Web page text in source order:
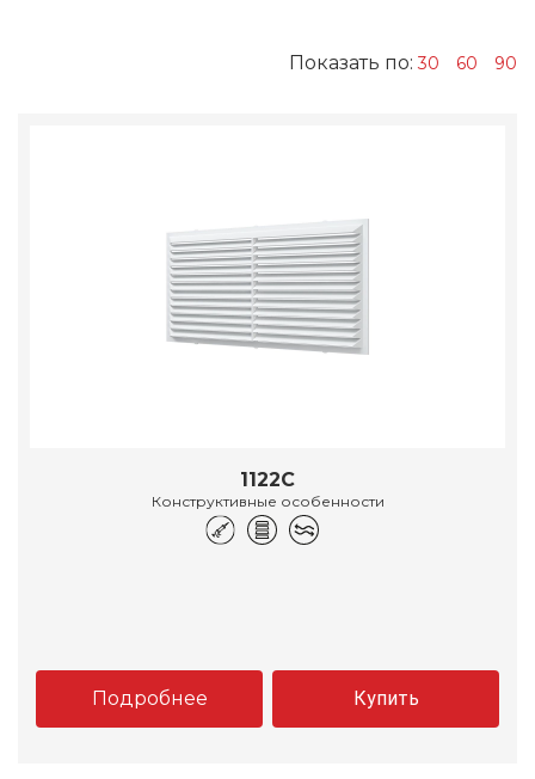
Показать по:30 60 90
1122С
Конструктивные особенности
Подробнее Купить